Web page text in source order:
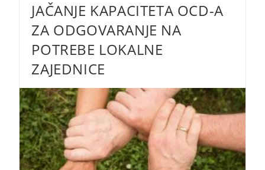
Ruralnog
Razvoja
U
2021.
Godini
JAČANJE KAPACITETA OCD-A
ZA ODGOVARANJE NA
POTREBE LOKALNE
ZAJEDNICE